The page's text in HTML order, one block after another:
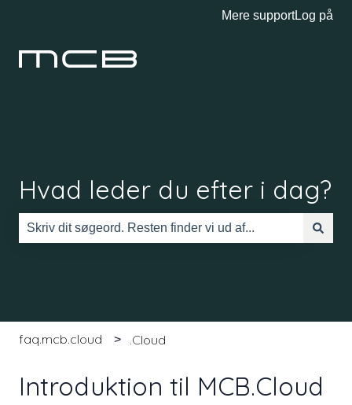
Mere supportLog på
Hvad leder du efter i dag?
faq.mcb.cloud .Cloud
Introduktion til MCB.Cloud